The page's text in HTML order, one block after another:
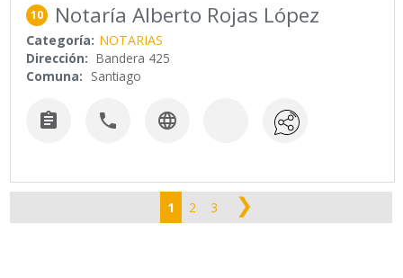
10 Notaría Alberto Rojas López
Categoría: NOTARIAS
Dirección: Bandera 425
Comuna: Santiago
  
1 2 3 ❯